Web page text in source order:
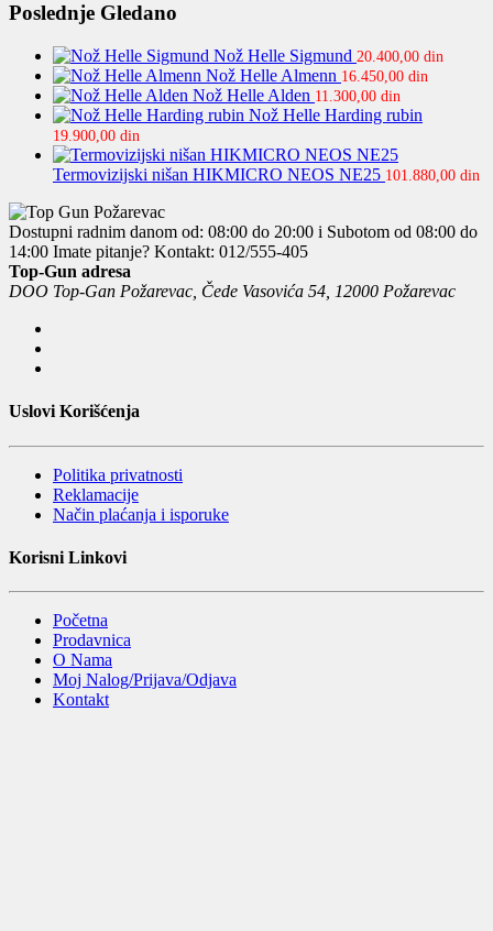
Poslednje Gledano
Nož Helle Sigmund 20.400,00 din
Nož Helle Almenn 16.450,00 din
Nož Helle Alden 11.300,00 din
Nož Helle Harding rubin
19.900,00 din
Termovizijski nišan HIKMICRO NEOS NE25 101.880,00 din
Dostupni radnim danom od: 08:00 do 20:00 i Subotom od 08:00 do
14:00 Imate pitanje? Kontakt: 012/555-405
Top-Gun adresa
DOO Top-Gan Požarevac, Čede Vasovića 54, 12000 Požarevac
Uslovi Korišćenja
Politika privatnosti
Reklamacije
Način plaćanja i isporuke
Korisni Linkovi
Početna
Prodavnica
O Nama
Moj Nalog/Prijava/Odjava
Kontakt